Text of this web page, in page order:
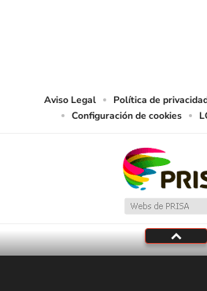
Aviso Legal Política de
Configuración de cookies